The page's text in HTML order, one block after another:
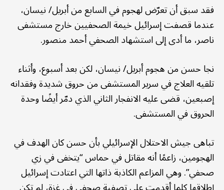
فقد سبق أن تعرّض لهجوم في السابع من أبريل/ نيسان،
عندما قصفت إسرائيل خيمة الصحفيين خارج مستشفى
ناصر، ما أدى إلى استشهاد الصحفي أحمد منصور.
نجا حسن من هجوم أبريل/ نيسان، لكن بعد أسبوع، وأثناء
تلقيه العلاج في سرير المستشفى من حروق شديدة وفقدانه
إصبعين، قضى عليه الانفجار الثاني الذي دمّر أيضًا وحدة
الحروق في المستشفى.
تباهى جيش الاحتلال الإسرائيلي بأن حسن كان الهدف في
الهجومين، زاعمًا أنه مقاتل في حماس “يتخفى في زي
صحفي”. وهي المزاعم الكاذبة ذاتها التي اعتادت إسرائيل